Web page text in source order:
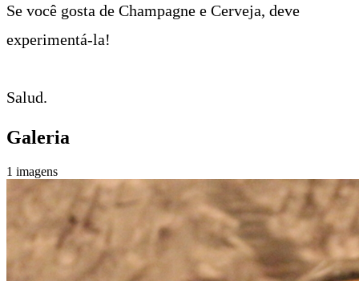
Se você gosta de Champagne e Cerveja, deve
experimentá-la!
Salud.
Galeria
1 imagens